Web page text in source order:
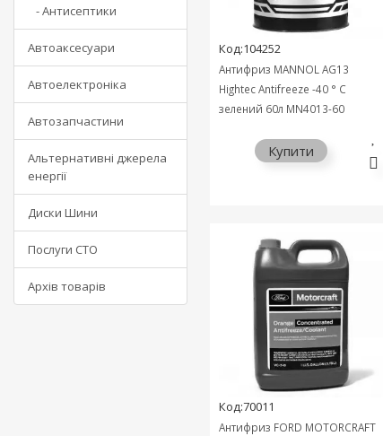
- Антисептики
Автоаксесуари
Автоелектроніка
Автозапчастини
Альтернативні джерела
енергії
Диски Шини
Послуги СТО
Архів товарів
Код:104252
Антифриз MANNOL AG13
Hightec Antifreeze -40 ° C
зелений 60л MN4013-60
Купити
Код:70011
Антифриз FORD MOTORCRAFT